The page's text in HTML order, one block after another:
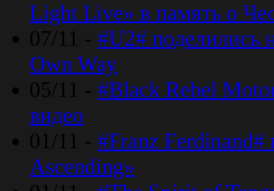
Light Live» в память о
07/11 - #U2#
Own Way
05/11 - #Black Rebel
видео
01/11 - #Franz Ferdinand#
Ascending»